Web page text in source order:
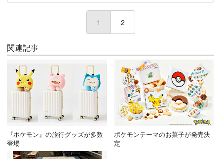
1 2
関連記事
『ポケモン』の旅行グッズが多数
登場
ポケモンテーマのお菓子が発売決
定